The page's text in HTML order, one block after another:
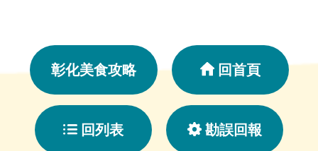
彰化美食攻略 回首頁
回列表 勘誤回報